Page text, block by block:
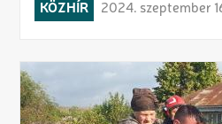
KÖZHÍR 2024. szeptember